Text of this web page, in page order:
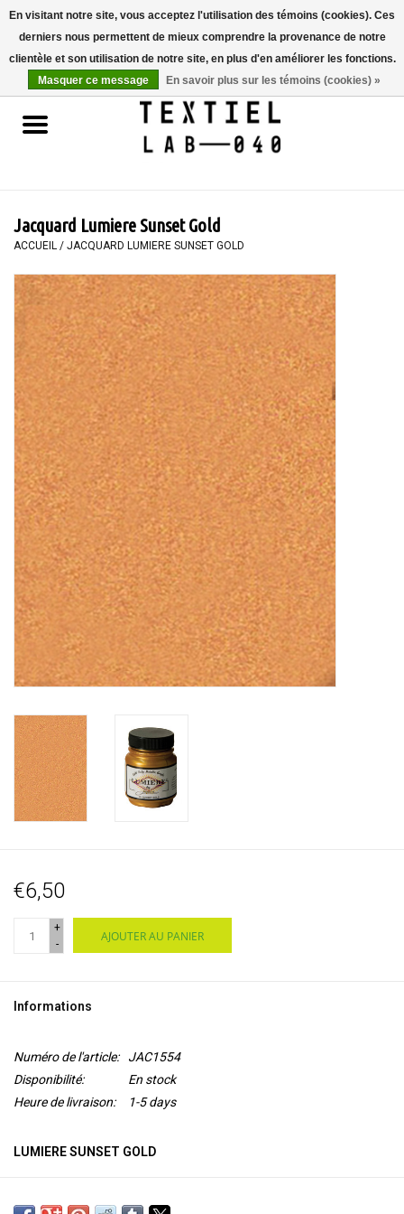
Accueil
LIVRES
PEINTURE
TEXTILE
WORKSHOPS
SPECIALS
OUTILS
Blog
Jacquard Lumiere Sunset Gold
ACCUEIL / JACQUARD LUMIERE SUNSET GOLD
€6,50
+
-
AJOUTER AU PANIER
Informations
Numéro de l'article:
JAC1554
Disponibilité:
En stock
Heure de livraison:
1-5 days
LUMIERE SUNSET GOLD
Wasserbasis mitMicapigment
En visitant notre site, vous acceptez l'utilisation des témoins (cookies). Ces
derniers nous permettent de mieux comprendre la provenance de notre
clientèle et son utilisation de notre site, en plus d'en améliorer les fonctions.
Masquer ce message
En savoir plus sur les témoins (cookies) »